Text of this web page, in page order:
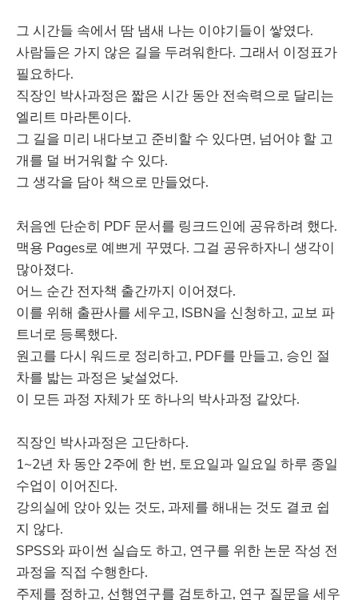
그 시간들 속에서 땀 냄새 나는 이야기들이 쌓였다.
사람들은 가지 않은 길을 두려워한다. 그래서 이정표가
필요하다.
직장인 박사과정은 짧은 시간 동안 전속력으로 달리는
엘리트 마라톤이다.
그 길을 미리 내다보고 준비할 수 있다면, 넘어야 할 고
개를 덜 버거워할 수 있다.
그 생각을 담아 책으로 만들었다.
처음엔 단순히 PDF 문서를 링크드인에 공유하려 했다.
맥용 Pages로 예쁘게 꾸몄다. 그걸 공유하자니 생각이
많아졌다.
어느 순간 전자책 출간까지 이어졌다.
이를 위해 출판사를 세우고, ISBN을 신청하고, 교보 파
트너로 등록했다.
원고를 다시 워드로 정리하고, PDF를 만들고, 승인 절
차를 밟는 과정은 낯설었다.
이 모든 과정 자체가 또 하나의 박사과정 같았다.
직장인 박사과정은 고단하다.
1~2년 차 동안 2주에 한 번, 토요일과 일요일 하루 종일
수업이 이어진다.
강의실에 앉아 있는 것도, 과제를 해내는 것도 결코 쉽
지 않다.
SPSS와 파이썬 실습도 하고, 연구를 위한 논문 작성 전
과정을 직접 수행한다.
주제를 정하고, 선행연구를 검토하고, 연구 질문을 세우